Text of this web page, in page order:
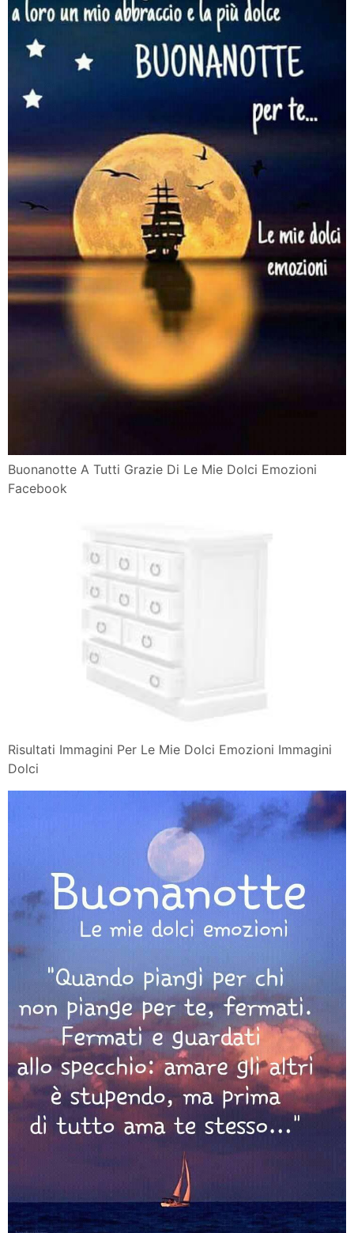
Buonanotte A Tutti Grazie Di Le Mie Dolci Emozioni
Facebook
Risultati Immagini Per Le Mie Dolci Emozioni Immagini
Dolci